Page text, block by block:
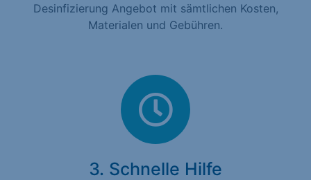
Desinfizierung Angebot mit sämtlichen Kosten,
Materialen und Gebühren.
3. Schnelle Hilfe